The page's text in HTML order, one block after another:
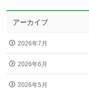
アーカイブ
2026年7月
2026年6月
2026年5月